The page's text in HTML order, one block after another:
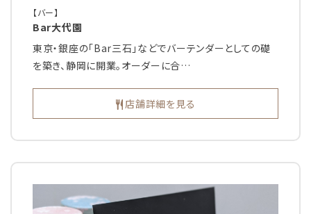
【バー】
Bar大代園
東京・銀座の「Bar三石」などでバーテンダーとしての礎
を築き、静岡に開業。オーダーに合…
店舗詳細を見る